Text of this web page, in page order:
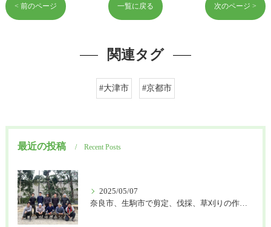
< 前のページ 一覧に戻る 次のページ >
関連タグ
#大津市 #京都市
最近の投稿 Recent Posts
2025/05/07
奈良市、生駒市で剪定、伐採、草刈りの作業を頼むなら はなまる造園